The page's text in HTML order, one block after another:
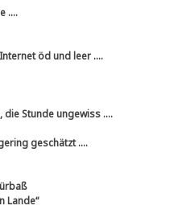
....
öd und leer ....
Stunde ungewiss ....
geschätzt ....
Lande“